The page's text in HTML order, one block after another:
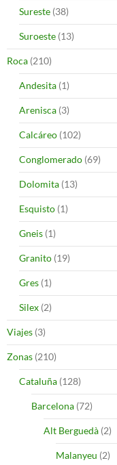
Sureste (38)
Suroeste (13)
Roca (210)
Andesita (1)
Arenisca (3)
Calcáreo (102)
Conglomerado (69)
Dolomita (13)
Esquisto (1)
Gneis (1)
Granito (19)
Gres (1)
Silex (2)
Viajes (3)
Zonas (210)
Cataluña (128)
Barcelona (72)
Alt Berguedà (2)
Malanyeu (2)